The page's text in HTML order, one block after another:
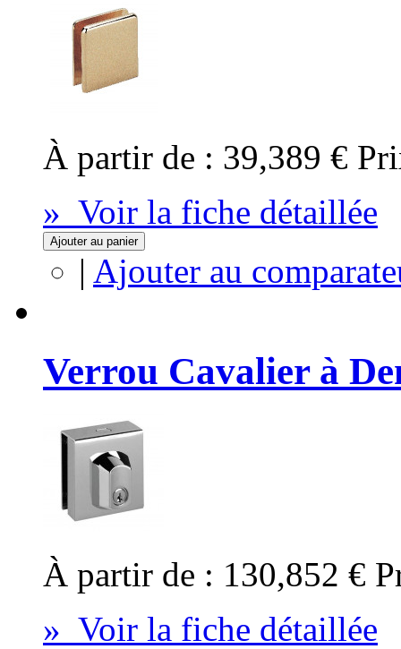
À partir de : 39,389 €
» Voir la fiche détaillée
Ajouter au panier
| Ajouter au
Verrou Cavalier à
À partir de : 130,852 €
» Voir la fiche détaillée